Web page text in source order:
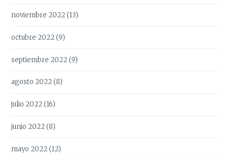
noviembre 2022(13)
octubre 2022(9)
septiembre 2022(9)
agosto 2022(8)
julio 2022(16)
junio 2022(8)
mayo 2022(12)